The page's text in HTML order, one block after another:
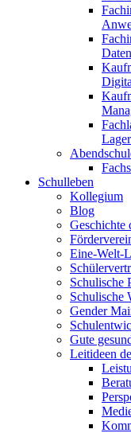
Schulleben
Kollegium
Blog
Geschichte
Eine-Welt-
Schulische
Schulische
Gender
Gute
Leitideen